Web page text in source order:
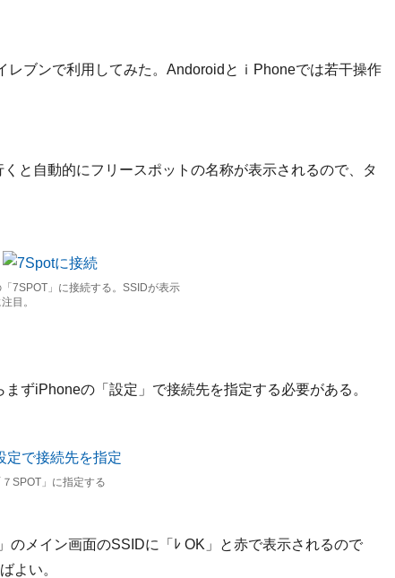
レブンで利用してみた。AndoroidとｉPhoneでは若干操作
と自動的にフリースポットの名称が表示されるので、タ
7SPOT」に接続する。SSIDが表示
目。
ずiPhoneの「設定」で接続先を指定する必要がある。
SPOT」に指定する
のメイン画面のSSIDに「ﾚ OK」と赤で表示されるので
よい。